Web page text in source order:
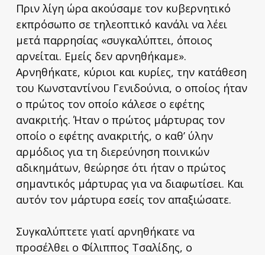
Πριν λίγη ώρα ακούσαμε τον κυβερνητικό
εκπρόσωπο σε τηλεοπτικό κανάλι να λέει
μετά παρρησίας «συγκαλύπτει, όποιος
αρνείται. Εμείς δεν αρνηθήκαμε».
Αρνηθήκατε, κύριοι και κυρίες, την κατάθεση
του Κωνσταντίνου Γενιδούνια, ο οποίος ήταν
ο πρώτος τον οποίο κάλεσε ο εφέτης
ανακριτής. Ήταν ο πρώτος μάρτυρας τον
οποίο ο εφέτης ανακριτής, ο καθ’ ύλην
αρμόδιος για τη διερεύνηση ποινικών
αδικημάτων, θεώρησε ότι ήταν ο πρώτος
σημαντικός μάρτυρας για να διαφωτίσει. Και
αυτόν τον μάρτυρα εσείς τον απαξιώσατε.
Συγκαλύπτετε γιατί αρνηθήκατε να
προσέλθει ο Φίλιππος Τσαλίδης, ο